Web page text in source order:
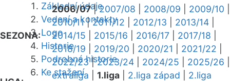
Základní údaje
Vedení a kontakty
Logo
Historie
Podrobná historie
Ke stažení
SEZONA:
2006/07|2007/08 2008/09 2009/10
2010/11|2011/12 2012/13 2013/14
2014/15
2015/16 2016/17 2017/18
2018/19
2019/20 2020/21 2021/22
2022/23|2023/24 2024/25 2025/26
extraliga 1.liga 2.liga západ
2.liga